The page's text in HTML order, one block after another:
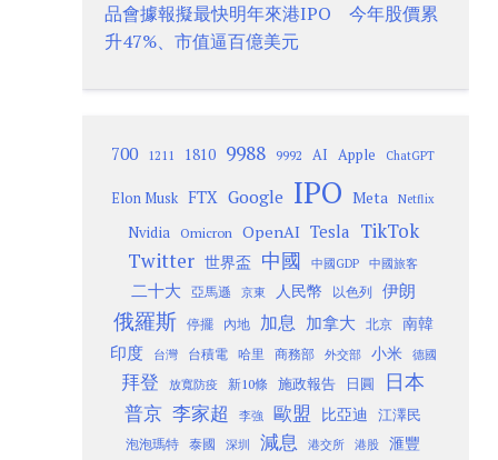
品會據報擬最快明年來港IPO 今年股價累
升47%、市值逼百億美元
700 1211 1810 9988 9992 AI Apple ChatGPT
Elon Musk FTX Google IPO Meta Netflix
Nvidia Omicron OpenAI Tesla TikTok
Twitter 世界盃 中國 中國GDP 中國旅客
二十大 亞馬遜 京東 人民幣 以色列 伊朗
俄羅斯 停擺 內地 加息 加拿大 北京
南韓
印度
台灣 台積電 哈里 商務部 外交部 小米 德國
拜登 放寬防疫 新10條 施政報告 日圓 日本
普京 李家超 李強 歐盟 比亞迪 江澤民
泡泡瑪特 泰國 深圳 減息 港交所 港股 滙豐